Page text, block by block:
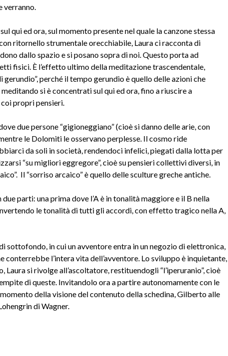
verranno.
qui ed ora, sul momento presente nel quale la canzone stessa
ritornello strumentale orecchiabile, Laura ci racconta di
dallo spazio e si posano sopra di noi. Questo porta ad
fisici. È l’effetto ultimo della meditazione trascendentale,
perché il tempo gerundio è quello delle azioni che
si è concentrati sul qui ed ora, fino a riuscire a
coi propri pensieri.
due persone “gigioneggiano” (cioè si danno delle arie, con
le Dolomiti le osservano perplesse. Il cosmo ride
da soli in società, rendendoci infelici, piegati dalla lotta per
“su migliori eggregore”, cioè su pensieri collettivi diversi, in
Il “sorriso arcaico” è quello delle sculture greche antiche.
parti: una prima dove l’A è in tonalità maggiore e il B nella
le tonalità di tutti gli accordi, con effetto tragico nella A,
sottofondo, in cui un avventore entra in un negozio di elettronica,
conterrebbe l’intera vita dell’avventore. Lo sviluppo è inquietante,
Laura si rivolge all’ascoltatore, restituendogli “l’iperuranio”, cioè
di queste. Invitandolo ora a partire autonomamente con le
della visione del contenuto della schedina, Gilberto alle
di Wagner.